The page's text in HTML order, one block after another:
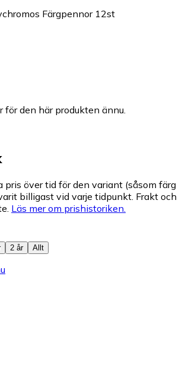
Färgpennor 12st
den här produkten ännu.
pris över tid för den variant (såsom färg
billigast vid varje tidpunkt. Frakt och
Läs mer om prishistoriken.
2 år Allt